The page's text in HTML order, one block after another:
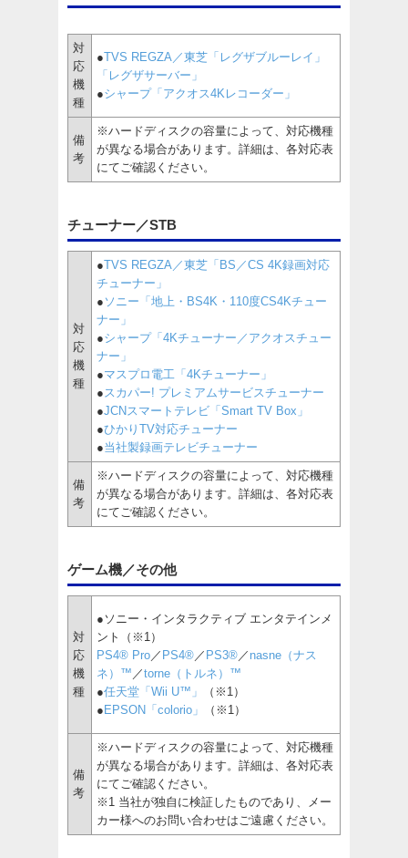
対
応
機
種
●TVS REGZA／東芝「レグザブルーレイ」
「レグザサーバー」
●シャープ「アクオス4Kレコーダー」
備
考
※ハードディスクの容量によって、対応機種
が異なる場合があります。詳細は、各対応表
にてご確認ください。
チューナー／STB
対
応
機
種
●TVS REGZA／東芝「BS／CS 4K録画対応
チューナー」
● ソニー「地上・BS4K・110度CS4Kチュー
ナー」
●シャープ「4Kチューナー／アクオスチュー
ナー」
●マスプロ電工「4Kチューナー」
● スカパー! プレミアムサービスチューナー
●JCNスマートテレビ「Smart TV Box」
●ひかりTV対応チューナー
●当社製録画テレビチューナー
備
考
※ハードディスクの容量によって、対応機種
が異なる場合があります。詳細は、各対応表
にてご確認ください。
ゲーム機／その他
対
応
機
種
●ソニー・インタラクティブ エンタテインメ
ント（※1）
PS4® Pro ／ PS4® ／ PS3® ／ nasne（ナス
ネ）™ ／torne（トルネ）™
●任天堂「Wii U™」
（※1）
● EPSON「colorio」 （※1）
備
考
※ハードディスクの容量によって、対応機種
が異なる場合があります。詳細は、各対応表
にてご確認ください。
※1 当社が独自に検証したものであり、メー
カー様へのお問い合わせはご遠慮ください。